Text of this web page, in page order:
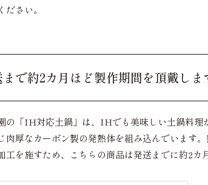
ださい。
で約2カ月ほど製作期間を頂戴しま
の「IH対応土鍋」は、IHでも美味しい土鍋料理
肉厚なカーボン製の発熱体を組み込んでいます
工を施すため、こちらの商品は発送までに約2カ